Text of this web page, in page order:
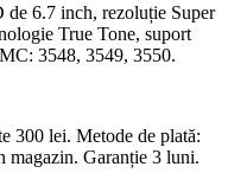
6.7 inch, rezoluție Super
True Tone, suport
3548, 3549, 3550.
300 lei. Metode de plată:
magazin. Garanție 3 luni.